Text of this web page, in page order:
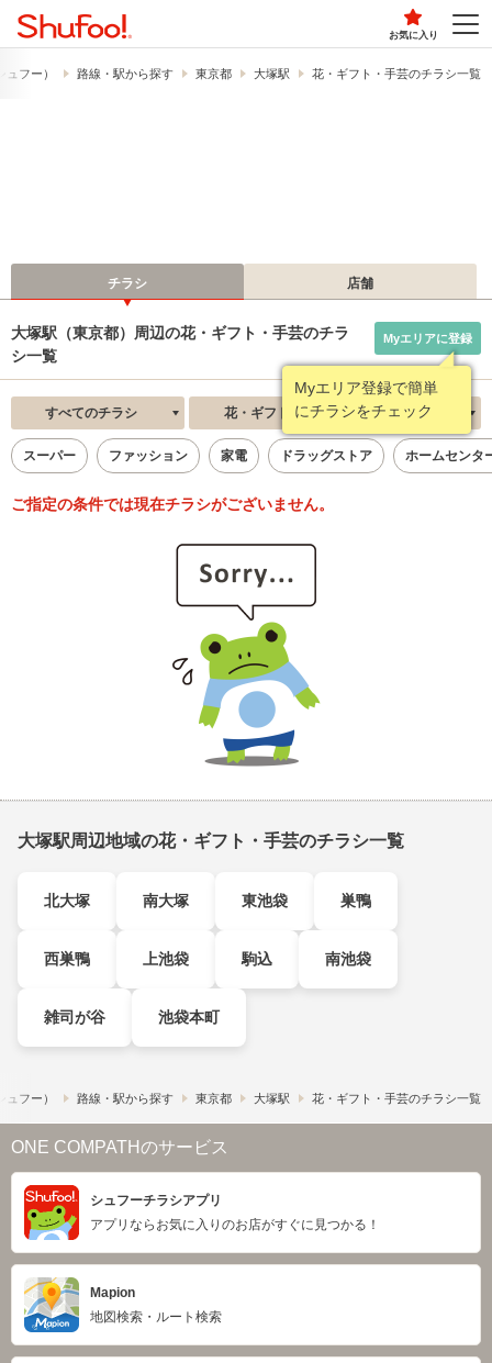
お気に入り
フー） 路線・駅から探す 東京都 大塚駅 花・ギフト・手芸のチラシ一覧
チラシ 店舗
大塚駅（東京都）周辺の花・ギフト・手芸のチラ
シ一覧
Myエリア登録で簡単
にチラシをチェック
Myエリアに登録
すべてのチラシ 花・ギフト・手芸 新着順
スーパー ファッション 家電 ドラッグストア ホームセンタ
ご指定の条件では現在チラシがございません。
大塚駅周辺地域の花・ギフト・手芸のチラシ一覧
北大塚 南大塚 東池袋 巣鴨
西巣鴨 上池袋 駒込 南池袋
雑司が谷 池袋本町
フー） 路線・駅から探す 東京都 大塚駅 花・ギフト・手芸のチラシ一覧
ONE COMPATHのサービス
シュフーチラシアプリ
アプリならお気に入りのお店がすぐに見つかる！
Mapion
地図検索・ルート検索